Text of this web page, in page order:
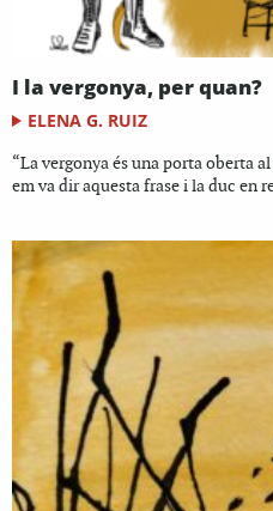
I la vergonya, per quan?
ELENA G. RUIZ
“La vergonya és una porta oberta
em va dir aquesta frase i la duc en